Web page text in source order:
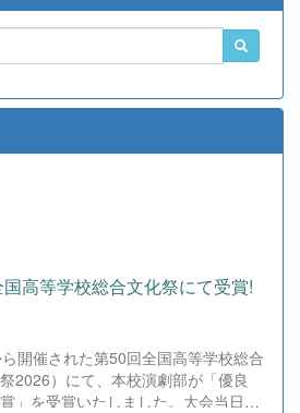
国高等学校総合文化祭にて受賞!
開催された第50回全国高等学校総合
2026）にて、本校演劇部が「優良
」を受賞いたしました。大会当日